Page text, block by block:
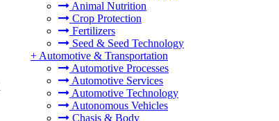
Animal Nutrition
Crop Protection
Fertilizers
Seed & Seed Technology
+ Automotive & Transportation
Automotive Processes
Automotive Services
Automotive Technology
Autonomous Vehicles
Chasis & Body